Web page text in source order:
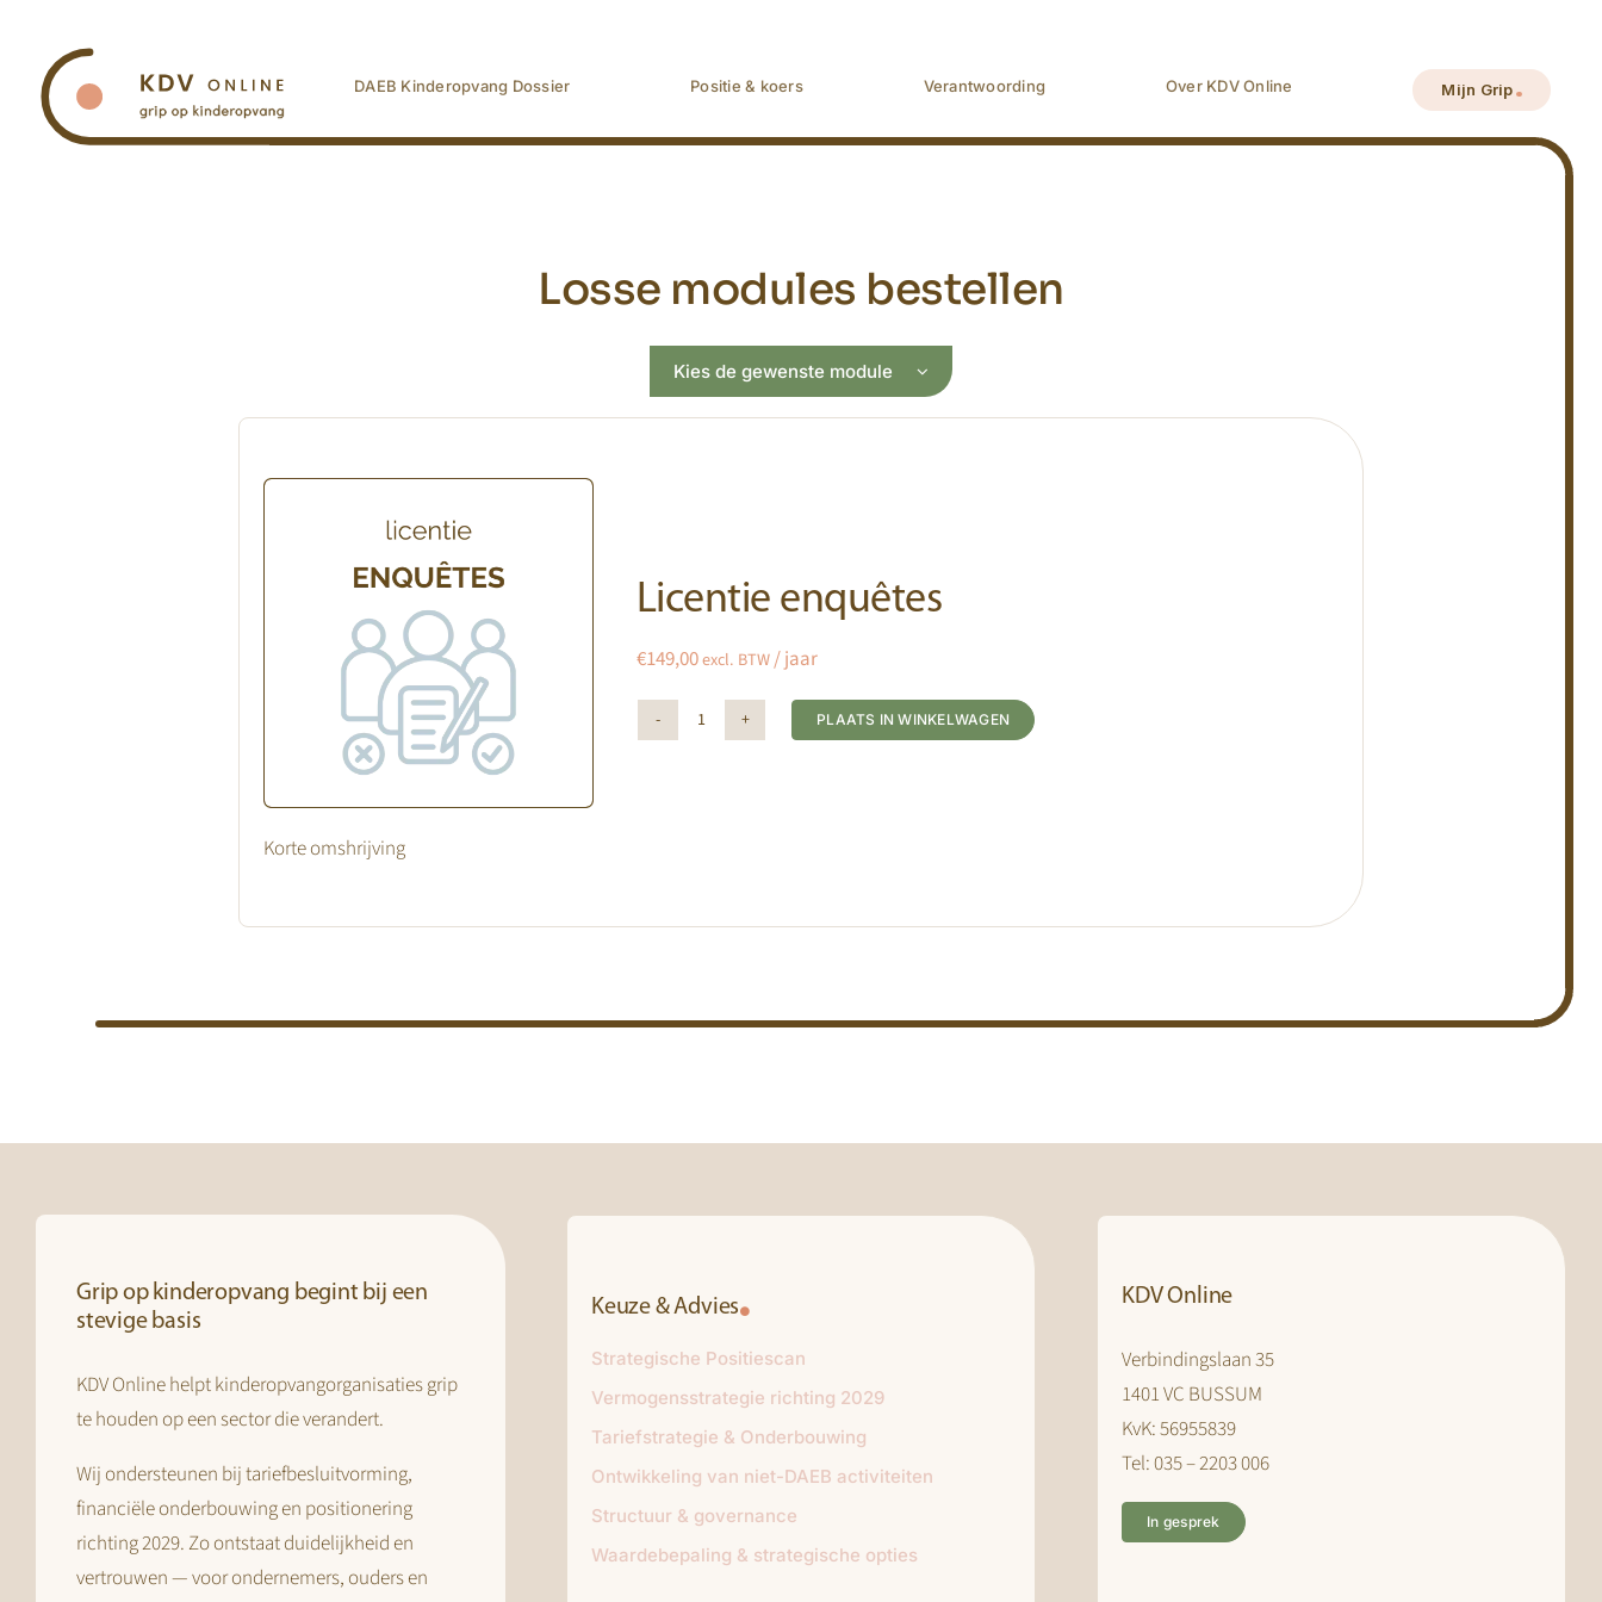
inhoud
DAEB Kinderopvang Dossier Positie & koers Verantwoording Over KDV Online Mijn Grip
Losse modules bestellen
Kies de gewenste module
Licentie enquêtes
€149,00excl. BTW/ jaar
Licentie
PLAATS IN WINKELWAGEN
Korte omshrijving
Grip op kinderopvang begint bij een
stevige basis
KDV Online helpt kinderopvangorganisaties grip
te houden op een sector die verandert.
Wij ondersteunen bij tariefbesluitvorming,
financiële onderbouwing en positionering
richting 2029. Zo ontstaat duidelijkheid en
vertrouwen — voor ondernemers, ouders en
Keuze & Advies
Strategische Positiescan
Vermogensstrategie richting 2029
Tariefstrategie & Onderbouwing
Ontwikkeling van niet-DAEB activiteiten
Structuur & governance
Waardebepaling & strategische opties
KDV Online
Verbindingslaan 35
1401 VC BUSSUM
KvK: 56955839
Tel: 035 – 2203 006
In gesprek